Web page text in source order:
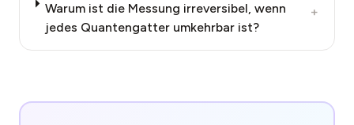
Warum ist die Messung irreversibel, wenn
jedes Quantengatter umkehrbar ist?
+